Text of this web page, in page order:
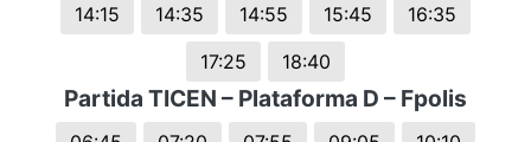
14:15
14:35 14:55 15:45
16:35
17:25
18:40
Partida TICEN – Plataforma D – Fpolis